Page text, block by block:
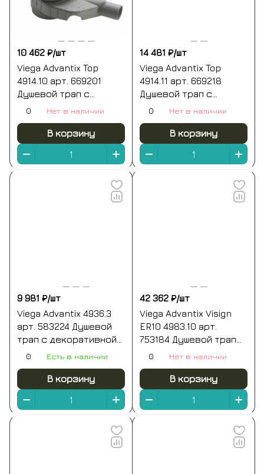
10 462 ₽/шт
Viega Advantix Top
4914.10 арт. 669201
Душевой трап с
декоративной
0 Нет в наличии
В корзину
14 481 ₽/шт
Viega Advantix Top
4914.11 арт. 669218
Душевой трап с
декоративной
0 Нет в наличии
В корзину
9 981 ₽/шт
Viega Advantix 4936.3
арт. 583224 Душевой
трап с декоративной
панелью 100*100 мм
0 Есть в наличии
В корзину
42 362 ₽/шт
Viega Advantix Visign
ER10 4983.10 арт.
753184 Душевой трап
1000 мм | комплект с
панелью (нержавеющая
сталь)
0 Нет в наличии
В корзину